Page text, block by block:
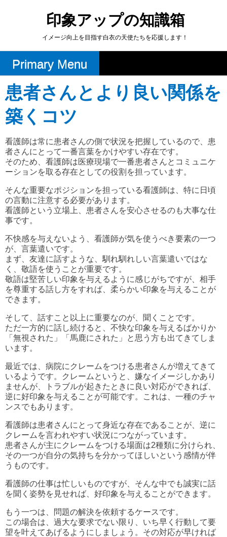
印象アップの知識箱
イメージ向上を目指す白衣の天使たちを応援します！
Primary Menu
患者さんとより良い関係を
築くコツ
看護師は常に患者さんの側で状況を把握しているので、患
者さんにとって一番言葉をかけやすい存在です。
そのため、看護師は医療現場で一番患者さんとコミュニケ
ーションを取る存在としての役割を担っています。
そんな重要なポジションを担っている看護師は、特に日頃
の言動に注意する必要があります。
看護師という立場上、患者さんを安心させるのも大事な仕
事です。
不快感を与えないよう、看護師が気を使うべき要素の一つ
が、言葉遣いです。
まず、友達に話すような、馴れ馴れしい言葉遣いではな
く、敬語を使うことが重要です。
敬語は堅苦しい印象を与えるように感じがちですが、相手
を尊重する話し方をすれば、柔らかい印象を与えることが
できます。
そして、話すこと以上に重要なのが、聞くことです。
ただ一方的に話し続けると、不快な印象を与えるばかりか
「無視された」「馬鹿にされた」と思う方も出てきてしま
います。
最近では、病院にクレームをつける患者さんが増えてきて
いるようです。クレームというと、嫌なイメージしかあり
ませんが、トラブルが起きたときに良い対応ができれば、
逆に好印象を与えることが可能です。これは、一種のチャ
ンスでもあります。
看護師は患者さんにとって身近な存在であることが、逆に
クレームを言われやすい状況につながっています。
患者さんが主にクレームをつける場面は2種類に分けられ、
その一つが自分の気持ちを分かってほしいという感情が伴
うものです。
看護師の仕事は忙しいものですが、そんな中でも誠実に話
を聞く姿勢を見せれば、好印象を与えることができます。
もう一つは、問題の解決を依頼するケースです。
この場合は、過大な要求でない限り、いち早く行動して要
望を叶えてあげるようにしましょう。その対応が早ければ